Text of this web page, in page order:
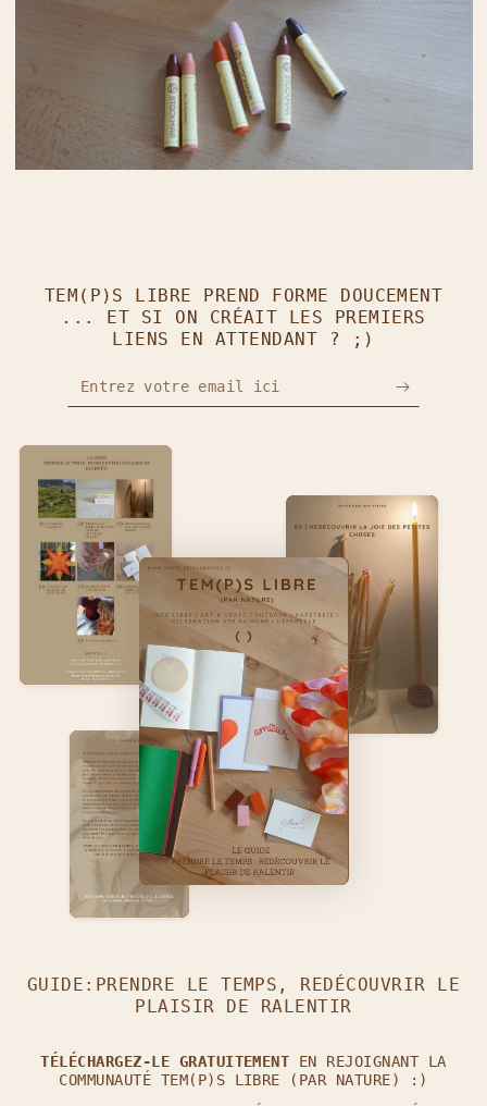
TEM(P)S LIBRE PREND FORME DOUCEMENT
... ET SI ON CRÉAIT LES PREMIERS
LIENS EN ATTENDANT ? ;)
Entrez votre email ici
GUIDE:PRENDRE LE TEMPS, REDÉCOUVRIR LE
PLAISIR DE RALENTIR
TÉLÉCHARGEZ-LE GRATUITEMENT EN REJOIGNANT LA
COMMUNAUTÉ TEM(P)S LIBRE (PAR NATURE) :)
REJOINS L'AVENTURE TEM(P)S LIBRE (PAR